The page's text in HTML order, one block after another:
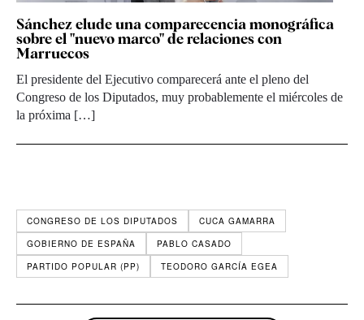
Sánchez elude una comparecencia monográfica
sobre el "nuevo marco" de relaciones con
Marruecos
El presidente del Ejecutivo comparecerá ante el pleno del
Congreso de los Diputados, muy probablemente el miércoles de
la próxima […]
CONGRESO DE LOS DIPUTADOS
CUCA GAMARRA
GOBIERNO DE ESPAÑA
PABLO CASADO
PARTIDO POPULAR (PP)
TEODORO GARCÍA EGEA